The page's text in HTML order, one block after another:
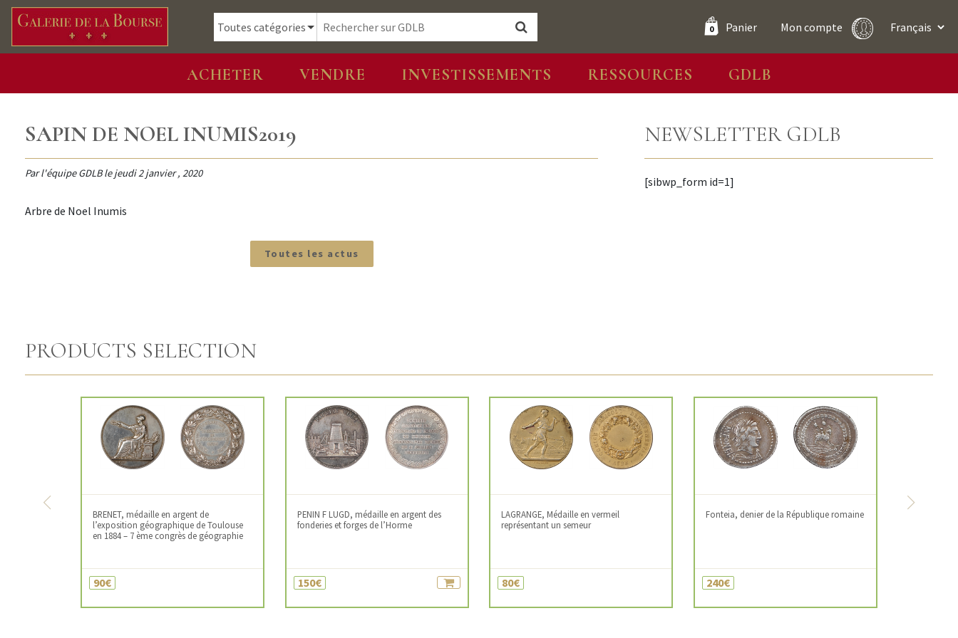
0 Panier Mon compte
ACHETER VENDRE INVESTISSEMENTS RESSOURCES GDLB
SAPIN DE NOEL INUMIS2019
Par l'équipe GDLB lejeudi 2 janvier , 2020
Arbre de Noel Inumis
Toutes les actus
NEWSLETTER GDLB
[sibwp_form id=1]
PRODUCTS SELECTION
BRENET, médaille en argent de
l’exposition géographique de Toulouse
en 1884 – 7 ème congrès de géographie
90€
PENIN F LUGD, médaille en argent des
fonderies et forges de l’Horme
150€
LAGRANGE, Médaille en vermeil
représentant un semeur
80€
Fonteia, denier de la République romaine
240€
Previous Next